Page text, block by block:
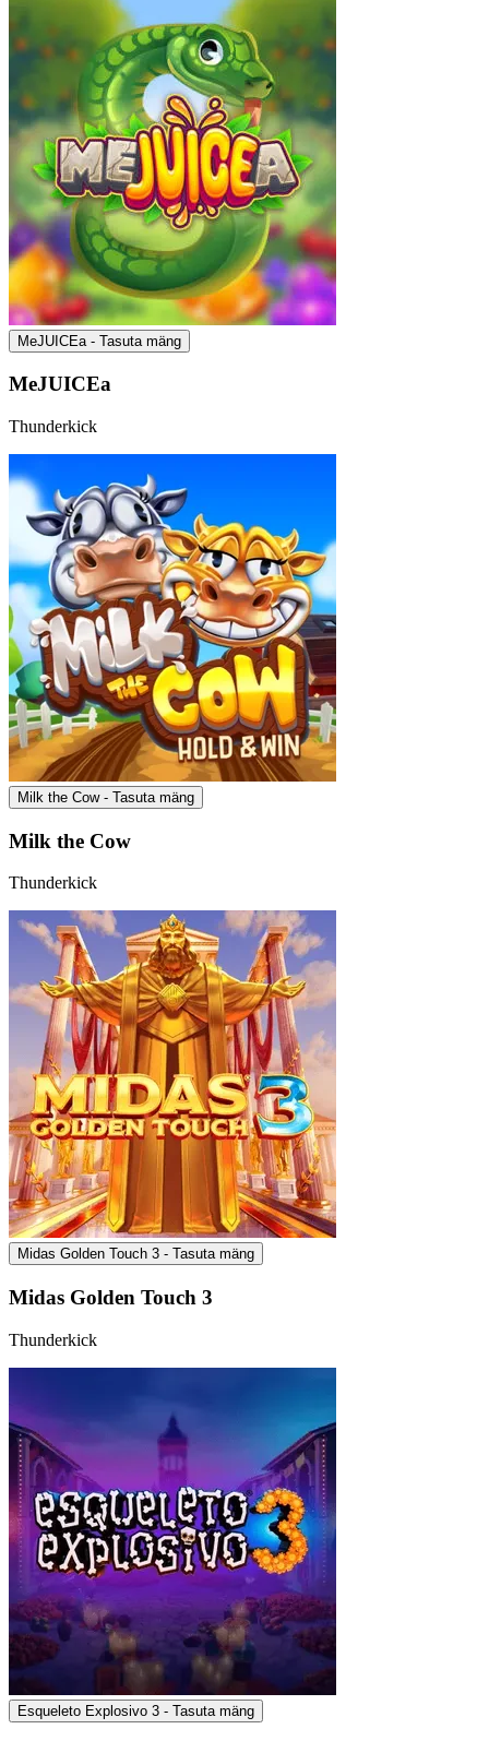
MeJUICEa - Tasuta mäng
MeJUICEa
Thunderkick
Milk the Cow - Tasuta mäng
Milk the Cow
Thunderkick
Midas Golden Touch 3 - Tasuta mäng
Midas Golden Touch 3
Thunderkick
Esqueleto Explosivo 3 - Tasuta mäng